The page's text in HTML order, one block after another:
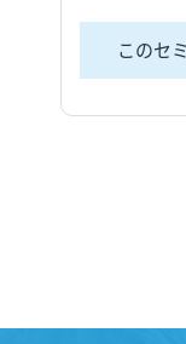
このセ